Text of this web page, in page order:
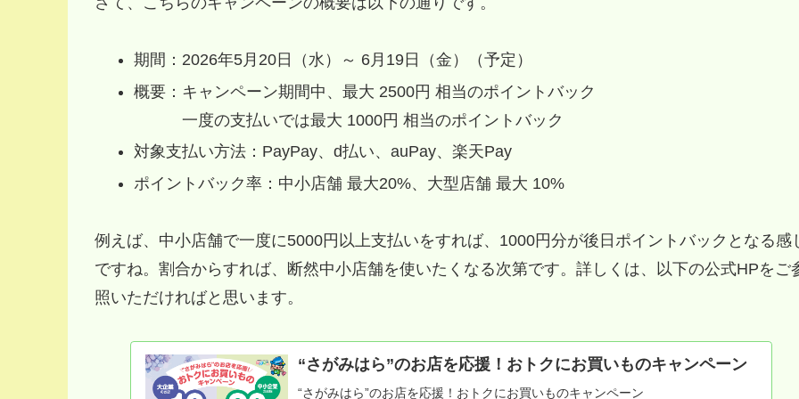
期間：2026年5月20日（水）～ 6月19日（金）（予定）
概要：キャンペーン期間中、最大 2500円 相当のポイントバック
一度の支払いでは最大 1000円 相当のポイントバック
対象支払い方法：PayPay、d払い、auPay、楽天Pay
ポイントバック率：中小店舗 最大20%、大型店舗 最大 10%
例えば、中小店舗で一度に5000円以上支払いをすれば、1000円分が後日ポイントバックとなる感
ですね。割合からすれば、断然中小店舗を使いたくなる次第です。詳しくは、以下の公式HPをご
照いただければと思います。
“さがみはら”のお店を応援！おトクにお買いものキャンペーン
“さがみはら”のお店を応援！おトクにお買いものキャンペーン